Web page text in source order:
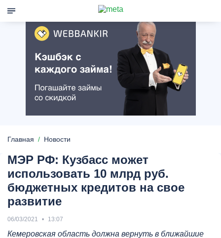
Главная Новости
МЭР РФ: Кузбасс может
использовать 10 млрд руб.
бюджетных кредитов на свое
развитие
06/03/2021 13:07
Кемеровская область должна вернуть в ближайшие